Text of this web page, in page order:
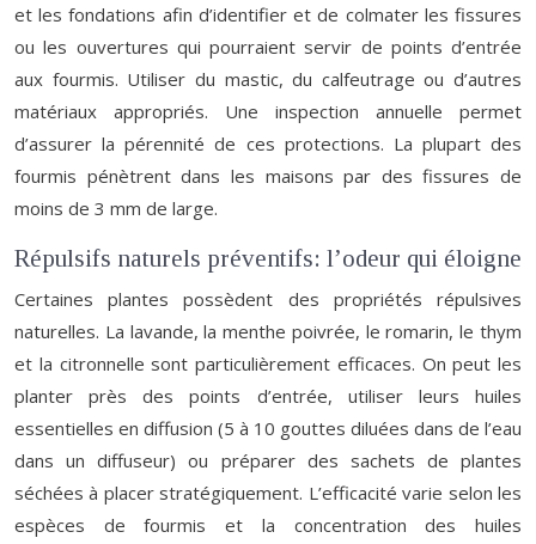
et les fondations afin d’identifier et de colmater les fissures
ou les ouvertures qui pourraient servir de points d’entrée
aux fourmis. Utiliser du mastic, du calfeutrage ou d’autres
matériaux appropriés. Une inspection annuelle permet
d’assurer la pérennité de ces protections. La plupart des
fourmis pénètrent dans les maisons par des fissures de
moins de 3 mm de large.
Répulsifs naturels préventifs: l’odeur qui éloigne
Certaines plantes possèdent des propriétés répulsives
naturelles. La lavande, la menthe poivrée, le romarin, le thym
et la citronnelle sont particulièrement efficaces. On peut les
planter près des points d’entrée, utiliser leurs huiles
essentielles en diffusion (5 à 10 gouttes diluées dans de l’eau
dans un diffuseur) ou préparer des sachets de plantes
séchées à placer stratégiquement. L’efficacité varie selon les
espèces de fourmis et la concentration des huiles